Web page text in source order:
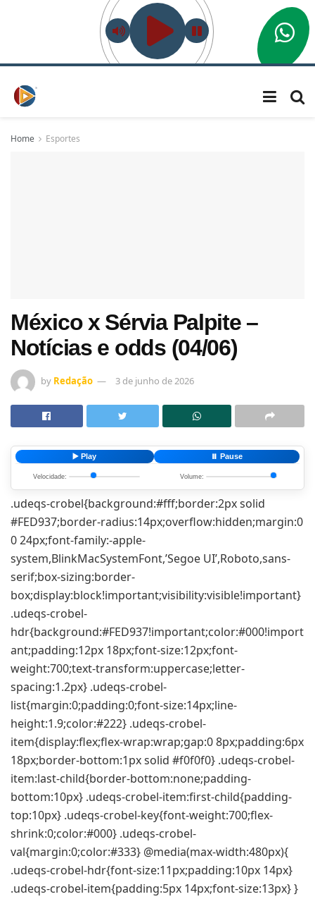
Home Esportes
México x Sérvia Palpite –
Notícias e odds (04/06)
by Redação 3 de junho de 2026
▶️ Play ⏸️ Pause
Velocidade: Volume:
.udeqs-crobel{background:#fff;border:2px solid
#FED937;border-radius:14px;overflow:hidden;margin:0
0 24px;font-family:-apple-
system,BlinkMacSystemFont,’Segoe UI’,Roboto,sans-
serif;box-sizing:border-
box;display:block!important;visibility:visible!important}
.udeqs-crobel-
hdr{background:#FED937!important;color:#000!import
ant;padding:12px 18px;font-size:12px;font-
weight:700;text-transform:uppercase;letter-
spacing:1.2px} .udeqs-crobel-
list{margin:0;padding:0;font-size:14px;line-
height:1.9;color:#222} .udeqs-crobel-
item{display:flex;flex-wrap:wrap;gap:0 8px;padding:6px
18px;border-bottom:1px solid #f0f0f0} .udeqs-crobel-
item:last-child{border-bottom:none;padding-
bottom:10px} .udeqs-crobel-item:first-child{padding-
top:10px} .udeqs-crobel-key{font-weight:700;flex-
shrink:0;color:#000} .udeqs-crobel-
val{margin:0;color:#333} @media(max-width:480px){
.udeqs-crobel-hdr{font-size:11px;padding:10px 14px}
.udeqs-crobel-item{padding:5px 14px;font-size:13px} }